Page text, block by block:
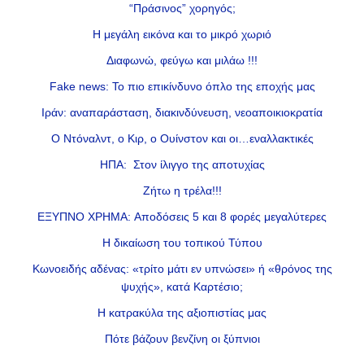
“Πράσινος” χορηγός;
Η μεγάλη εικόνα και το μικρό χωριό
Διαφωνώ, φεύγω και μιλάω !!!
Fake news: Το πιο επικίνδυνο όπλο της εποχής μας
Ιράν: αναπαράσταση, διακινδύνευση, νεοαποικιοκρατία
Ο Ντόναλντ, ο Κιρ, ο Ουίνστον και οι…εναλλακτικές
ΗΠΑ: Στον ίλιγγο της αποτυχίας
Ζήτω η τρέλα!!!
ΕΞΥΠΝΟ ΧΡΗΜΑ: Αποδόσεις 5 και 8 φορές μεγαλύτερες
Η δικαίωση του τοπικού Τύπου
Κωνοειδής αδένας: «τρίτο μάτι εν υπνώσει» ή «θρόνος της
ψυχής», κατά Καρτέσιο;
Η κατρακύλα της αξιοπιστίας μας
Πότε βάζουν βενζίνη οι ξύπνιοι